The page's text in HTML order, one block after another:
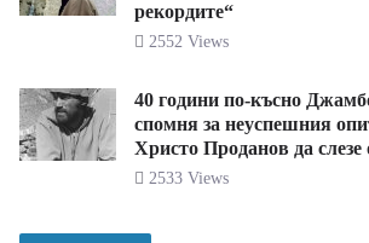
рекордите“
2552 Views
40 години по-късно
спомня за неуспешния
Христо Проданов да слезе
2533 Views